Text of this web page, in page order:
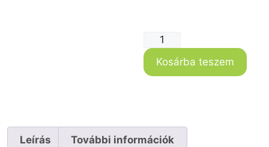
Kosárba teszem
Leírás További információk